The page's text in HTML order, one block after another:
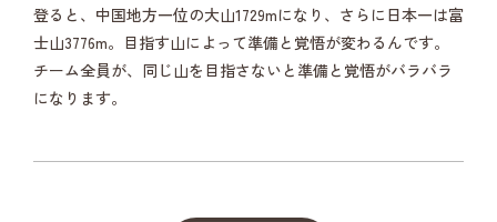
登ると、中国地方一位の大山1729mになり、さらに日本一は富
士山3776m。目指す山によって準備と覚悟が変わるんです。
チーム全員が、同じ山を目指さないと準備と覚悟がバラバラ
になります。